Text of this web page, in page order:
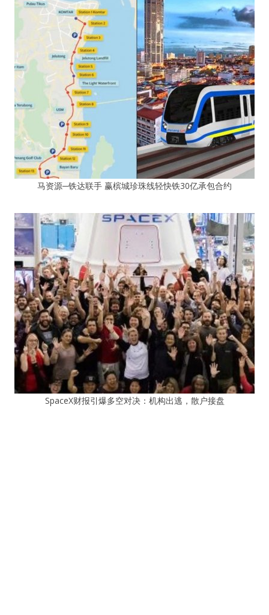
马资源─铁达联手 赢槟城珍珠线轻快铁30亿承包合约
SpaceX财报引爆多空对决：机构出逃，散户接盘